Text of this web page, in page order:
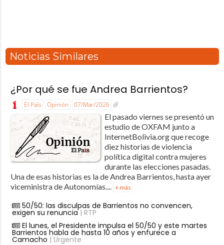
Noticias Similares
¿Por qué se fue Andrea Barrientos?
El País Opinión 07/Mar/2026
El pasado viernes se presentó un
estudio de OXFAM junto a
InternetBolivia.org que recoge
diez historias de violencia
política digital contra mujeres
durante las elecciones pasadas.
Una de esas historias es la de Andrea Barrientos, hasta ayer
viceministra de Autonomías.... + más
50/50: las disculpas de Barrientos no convencen,
exigen su renuncia| RTP
El lunes, el Presidente impulsa el 50/50 y este martes
Barrientos habla de hasta 10 años y enfurece a
Camacho | Urgente